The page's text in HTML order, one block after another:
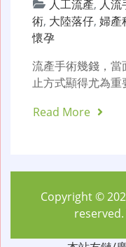
人工流產, 人流
術, 大陸落仔, 婦產
懷孕
流產手術幾錢，
止方式顯得尤為
Read More
Copyright ©